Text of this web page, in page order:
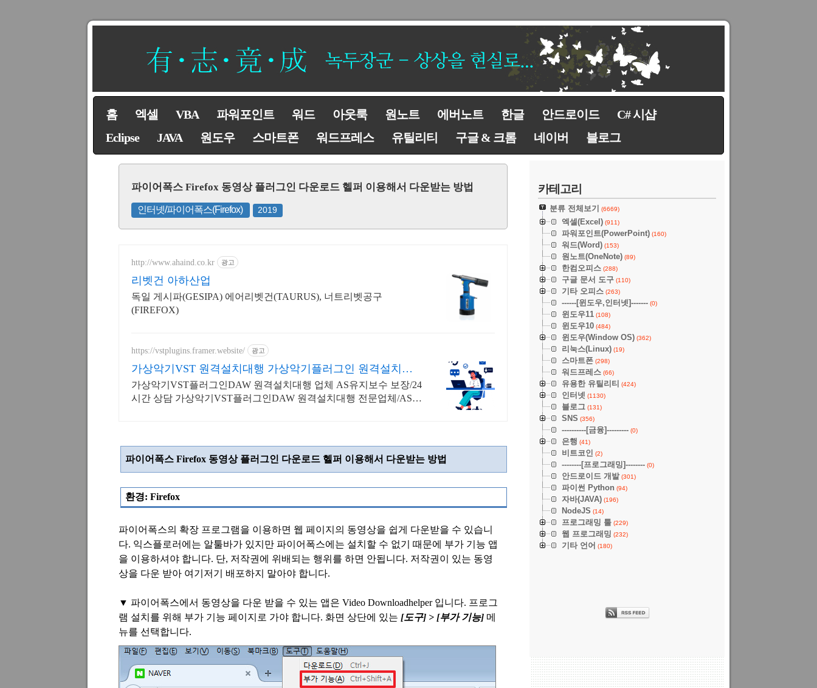
홈 엑셀 VBA 파워포인트 워드 아웃룩 원노트 에버노트 한글 안드로이드
C# 시샵
Eclipse
JAVA 원도우 스마트폰 워드프레스 유틸리티 구글 & 크롬 네이버 블로그
파이어폭스 Firefox 동영상 플러그인 다운로드 헬퍼 이용해서 다운받는 방법
인터넷/파이어폭스(Firefox) 2019
http://www.ahaind.co.kr 광고
리벳건 아하산업
독일 게시파(GESIPA) 에어리벳건(TAURUS), 너트리벳공구
(FIREFOX)
https://vstplugins.framer.website/ 광고
가상악기VST 원격설치대행 가상악기플러그인 원격설치대
행
가상악기VST플러그인DAW 원격설치대행 업체 AS유지보수 보장/24
시간 상담 가상악기VST플러그인DAW 원격설치대행 전문업체/AS
파이어폭스 Firefox 동영상 플러그인 다운로드 헬퍼 이용해서 다운받는 방법
환경: Firefox
파이어폭스의 확장 프로그램을 이용하면 웹 페이지의 동영상을 쉽게 다운받을 수 있습니
다. 익스플로러에는 알툴바가 있지만 파이어폭스에는 설치할 수 없기 때문에 부가 기능 앱
을 이용하셔야 합니다. 단, 저작권에 위배되는 행위를 하면 안됩니다. 저작권이 있는 동영
상을 다운 받아 여기저기 배포하지 말아야 합니다.
▼ 파이어폭스에서 동영상을 다운 받을 수 있는 앱은 Video Downloadhelper 입니다. 프로그
램 설치를 위해 부가 기능 페이지로 가야 합니다. 화면 상단에 있는 [도구] > [부가 기능] 메
뉴를 선택합니다.
카테고리
분류 전체보기 (6669)
엑셀(Excel) (911)
파워포인트(PowerPoint) (160)
워드(Word) (153)
원노트(OneNote) (89)
한컴오피스 (288)
구글 문서 도구 (110)
기타 오피스 (263)
------[윈도우,인터넷]------- (0)
윈도우11 (108)
윈도우10 (484)
윈도우(Window OS) (362)
리눅스(Linux) (19)
스마트폰 (298)
워드프레스 (66)
유용한 유틸리티 (424)
인터넷 (1130)
블로그 (131)
SNS (356)
----------[금융]--------- (0)
은행 (41)
비트코인 (2)
--------[프로그래밍]-------- (0)
안드로이드 개발(301)
파이썬 Python (94)
자바(JAVA) (196)
NodeJS (14)
프로그래밍 툴 (229)
웹 프로그래밍 (232)
기타 언어 (180)